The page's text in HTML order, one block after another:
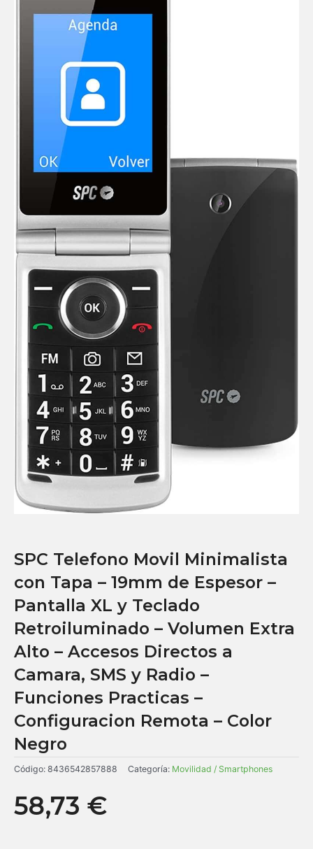
SPC Telefono Movil Minimalista
con Tapa – 19mm de Espesor –
Pantalla XL y Teclado
Retroiluminado – Volumen Extra
Alto – Accesos Directos a
Camara, SMS y Radio –
Funciones Practicas –
Configuracion Remota – Color
Negro
Código: 8436542857888 Categoría: Movilidad / Smartphones
58,73 €